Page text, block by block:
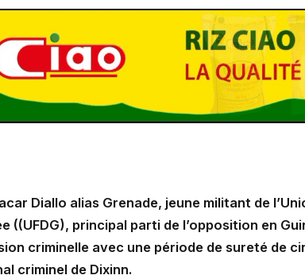
Diallo alias Grenade, jeune militant de
((UFDG), principal parti de l’opposition en
criminelle avec une période de sureté de
criminel de Dixinn.